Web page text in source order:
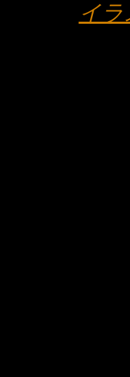
イ